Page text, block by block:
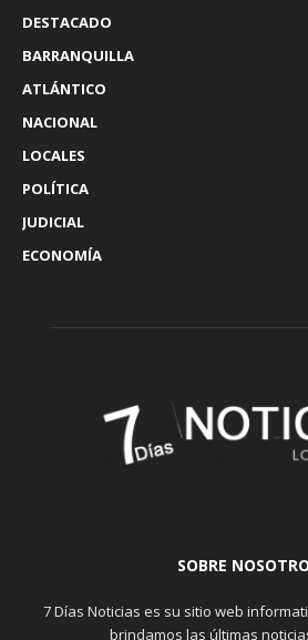
DESTACADO
BARRANQUILLA
ATLÁNTICO
NACIONAL
LOCALES
POLÍTICA
JUDICIAL
ECONOMÍA
SOBRE
7 Días Noticias es su sitio web
brindamos las últimas